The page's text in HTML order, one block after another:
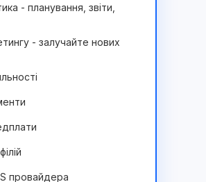
- планування, звіти,
- залучайте нових
провайдера